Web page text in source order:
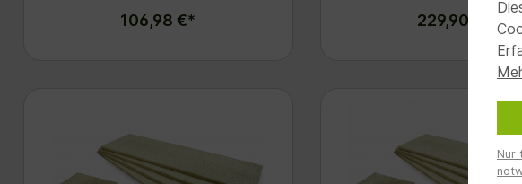
106,98 €* 229,90 €*
Nur